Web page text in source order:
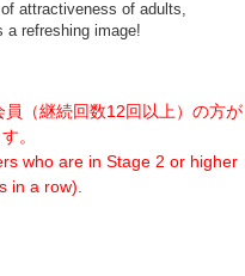
attractiveness of adults,
a refreshing image!
（継続回数12回以上）の方が
。
who are in Stage 2 or higher
in a row).